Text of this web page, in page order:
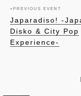
« PREVIOUS EVENT
Japaradiso! -
Disko & City Pop
Experience-